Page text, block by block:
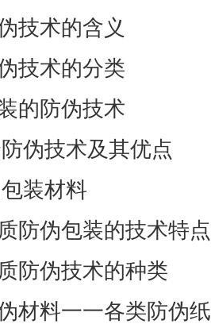
技术的含义
技术的分类
的防伪技术
伪技术及其优点
装材料
防伪包装的技术特点
防伪技术的种类
材料一一各类防伪